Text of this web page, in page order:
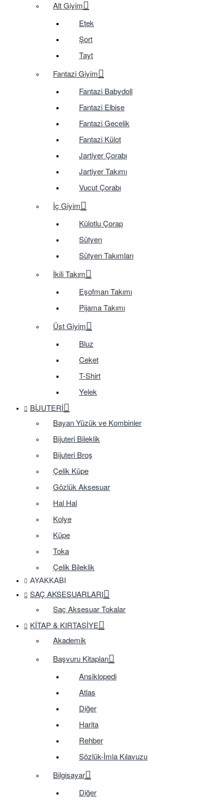
Alt Giyim
Etek
Şort
Tayt
Fantazi Giyim
Fantazi Babydoll
Fantazi Elbise
Fantazi Gecelik
Fantazi Külot
Jartiyer Çorabı
Jartiyer Takımı
Vucut Çorabı
İç Giyim
Külotlu Çorap
Sütyen
Sütyen Takımları
İkili Takım
Eşofman Takımı
Pijama Takımı
Üst Giyim
Bluz
Ceket
T-Shirt
Yelek
BIJUTERI
Bayan Yüzük ve Kombinler
Bijuteri Bileklik
Bijuteri Broş
Çelik Küpe
Gözlük Aksesuar
Hal Hal
Kolye
Küpe
Toka
Çelik Bileklik
AYAKKABI
SAÇ AKSESUARLARI
Saç Aksesuar Tokalar
KITAP & KIRTASIYE
Akademik
Başvuru Kitapları
Ansiklopedi
Atlas
Diğer
Harita
Rehber
Sözlük-İmla Kılavuzu
Bilgisayar
Diğer